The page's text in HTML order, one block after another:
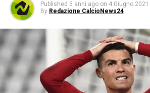
Published 5 anni ago on 4 Giugno 2021
By Redazione CalcioNews24